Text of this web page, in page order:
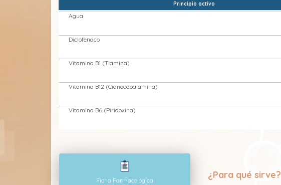
Principio activo
Agua
Diclofenaco
Vitamina B1 (Tiamina)
Vitamina B12 (Cianocobalamina)
Vitamina B6 (Piridoxina)
Ficha Farmacológica ¿Para qué sirve?